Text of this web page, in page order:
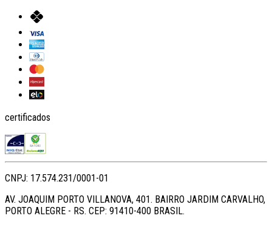
certificados
CNPJ: 17.574.231/0001-01
AV. JOAQUIM PORTO VILLANOVA, 401. BAIRRO JARDIM CARVALHO,
PORTO ALEGRE - RS. CEP: 91410-400 BRASIL.